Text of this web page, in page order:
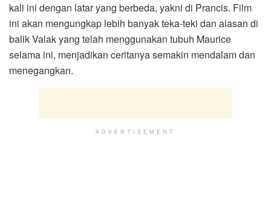
kali ini dengan latar yang berbeda, yakni di Prancis. Film
ini akan mengungkap lebih banyak teka-teki dan alasan di
balik Valak yang telah menggunakan tubuh Maurice
selama ini, menjadikan ceritanya semakin mendalam dan
menegangkan.
ADVERTISEMENT